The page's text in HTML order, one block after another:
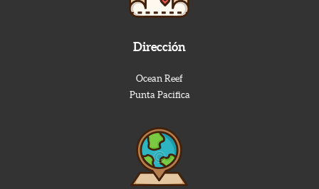
Dirección
Ocean Reef
Punta Pacifica